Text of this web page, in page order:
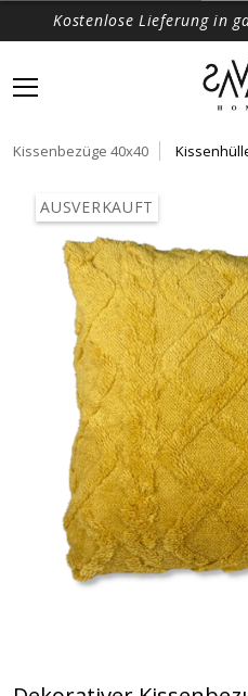
Kostenlose Lieferung in
Kissenbezüge 40x40
AUSVERKAUFT